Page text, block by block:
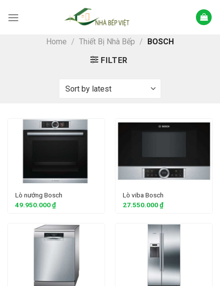
Home / Thiết Bị Nhà Bếp / BOSCH
FILTER
Lò nướng Bosch
49.950.000₫
Lò viba Bosch
27.550.000₫